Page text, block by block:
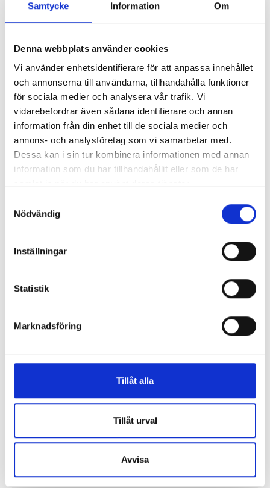
Samtycke Information Om
Denna webbplats använder cookies
Vi använder enhetsidentifierare för att anpassa innehållet
och annonserna till användarna, tillhandahålla funktioner
för sociala medier och analysera vår trafik. Vi
vidarebefordrar även sådana identifierare och annan
information från din enhet till de sociala medier och
annons- och analysföretag som vi samarbetar med.
Dessa kan i sin tur kombinera informationen med annan
information som du har tillhandahållit eller som de har
samlat in när du har använt deras tjänster.
Nödvändig
Inställningar
Statistik
Marknadsföring
Tillåt alla
Tillåt urval
Avvisa
Lönerna – redaktion för redaktion
Så mycket tjänar vi – och våra chefer